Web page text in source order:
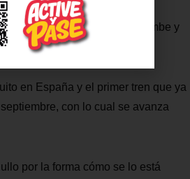
donde será desarmada y
unirá las estaciones de Quitumbe y
en España y el primer tren que ya
con lo cual se avanza
por la forma cómo se lo está